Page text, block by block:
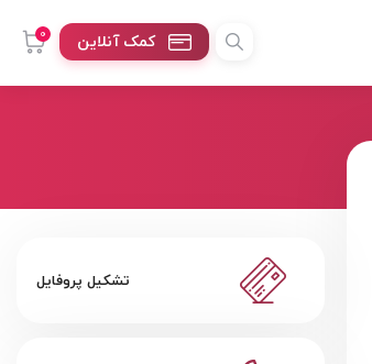
0 کمک آنلاین
تشکیل پروفایل